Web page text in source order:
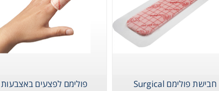
חבישת פולימם Surgical פולימם לפצעים באצבעות
Lab Essentials